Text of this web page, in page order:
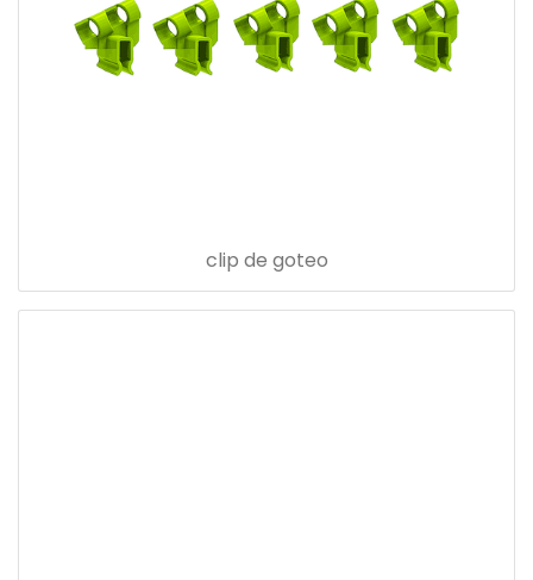
clip de goteo